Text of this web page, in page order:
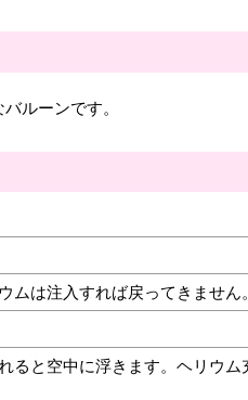
ルーンです。
ムは注入すれば戻ってきません
ると空中に浮きます。ヘリウ